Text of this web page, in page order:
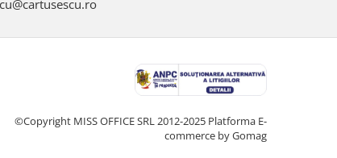
©Copyright MISS OFFICE SRL 2012-2025 Platforma E-
commerce by Gomag